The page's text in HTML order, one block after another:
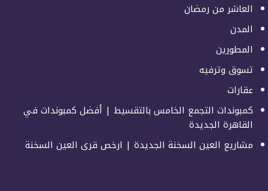
العاشر من رمضان
المدن
المطورين
تسوق وترفيه
عقارات
كمبوندات التجمع الخامس بالتقسيط | أفضل كمبوندات في
القاهرة الجديدة
مشاريع العين السخنة الجديدة | ارخص قرى العين السخنة